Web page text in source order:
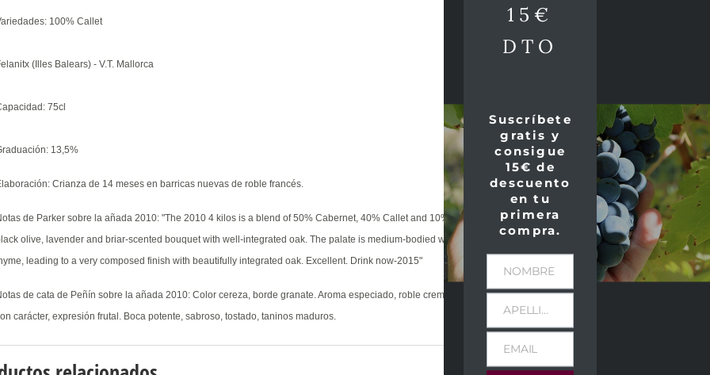
100% Callet
(Illes Balears) - V.T. Mallorca
75cl
13,5%
Crianza de 14 meses en barricas nuevas de roble francés.
de Parker sobre la añada 2010: "The 2010 4 kilos is a blend of 50% Cabernet, 40% Callet and 10% Merlot and has a vivacious
olive, lavender and briar-scented bouquet with well-integrated oak. The palate is medium-bodied with ripe blackberry, fennel and
leading to a very composed finish with beautifully integrated oak. Excellent. Drink now-2015"
de cata de Peñín sobre la añada 2010: Color cereza, borde granate. Aroma especiado, roble cremoso, tostado, mineral, terroso,
carácter, expresión frutal. Boca potente, sabroso, tostado, taninos maduros.
15€
DTO
Suscríbete
gratis y
consigue
15€ de
descuento
en tu
primera
compra.
NOMBRE
APELLIDOS
EMAIL